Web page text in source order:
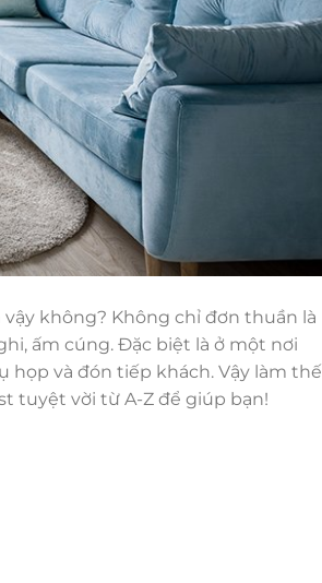
không? Không chỉ đơn thuần là
ấm cúng. Đặc biệt là ở một nơi
và đón tiếp khách. Vậy làm thế
tuyệt vời từ A-Z để giúp bạn!